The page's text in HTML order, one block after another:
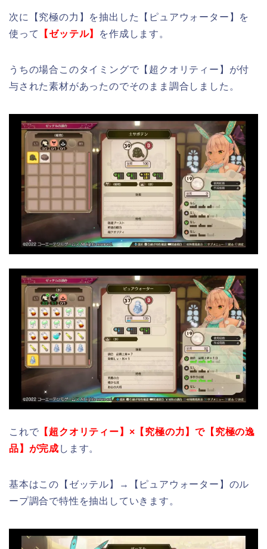
次に【究極の力】を抽出した【ピュアウォーター】を
使って
【ゼッテル】 を作成します。
うちの場合このタイミングで【超クオリティー】が付
与された素材があったのでそのまま調合しました。
これで 【超クオリティー】×【究極の力】で【究極の逸
品】が完成 します。
基本はこの【ゼッテル】→【ピュアウォーター】のル
ープ調合で特性を抽出していきます。